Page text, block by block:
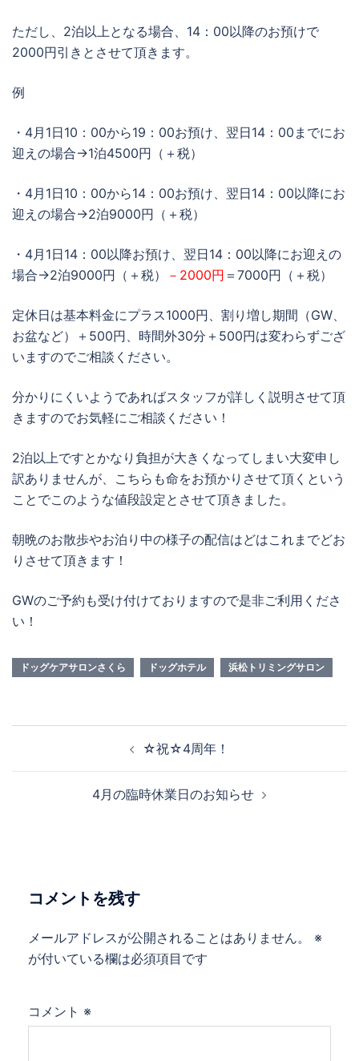
ただし、2泊以上となる場合、14：00以降のお預けで
2000円引きとさせて頂きます。
例
・4月1日10：00から19：00お預け、翌日14：00までにお
迎えの場合→1泊4500円（＋税）
・4月1日10：00から14：00お預け、翌日14：00以降にお
迎えの場合→2泊9000円（＋税）
・4月1日14：00以降お預け、翌日14：00以降にお迎えの
場合→2泊9000円（＋税）
－2000円 ＝7000円（＋税）
定休日は基本料金にプラス1000円、割り増し期間（GW、
お盆など）＋500円、時間外30分＋500円は変わらずござ
いますのでご相談ください。
分かりにくいようであればスタッフが詳しく説明させて頂
きますのでお気軽にご相談ください！
2泊以上ですとかなり負担が大きくなってしまい大変申し
訳ありませんが、こちらも命をお預かりさせて頂くという
ことでこのような値段設定とさせて頂きました。
朝晩のお散歩やお泊り中の様子の配信はどはこれまでどお
りさせて頂きます！
GWのご予約も受け付けておりますので是非ご利用くださ
い！
ドッグケアサロンさくら ドッグホテル 浜松トリミングサロン
ョ
☆祝☆4周年！
4月の臨時休業日のお知らせ
コメントを残す
メールアドレスが公開されることはありません。
※
が付いている欄は必須項目です
コメント ※